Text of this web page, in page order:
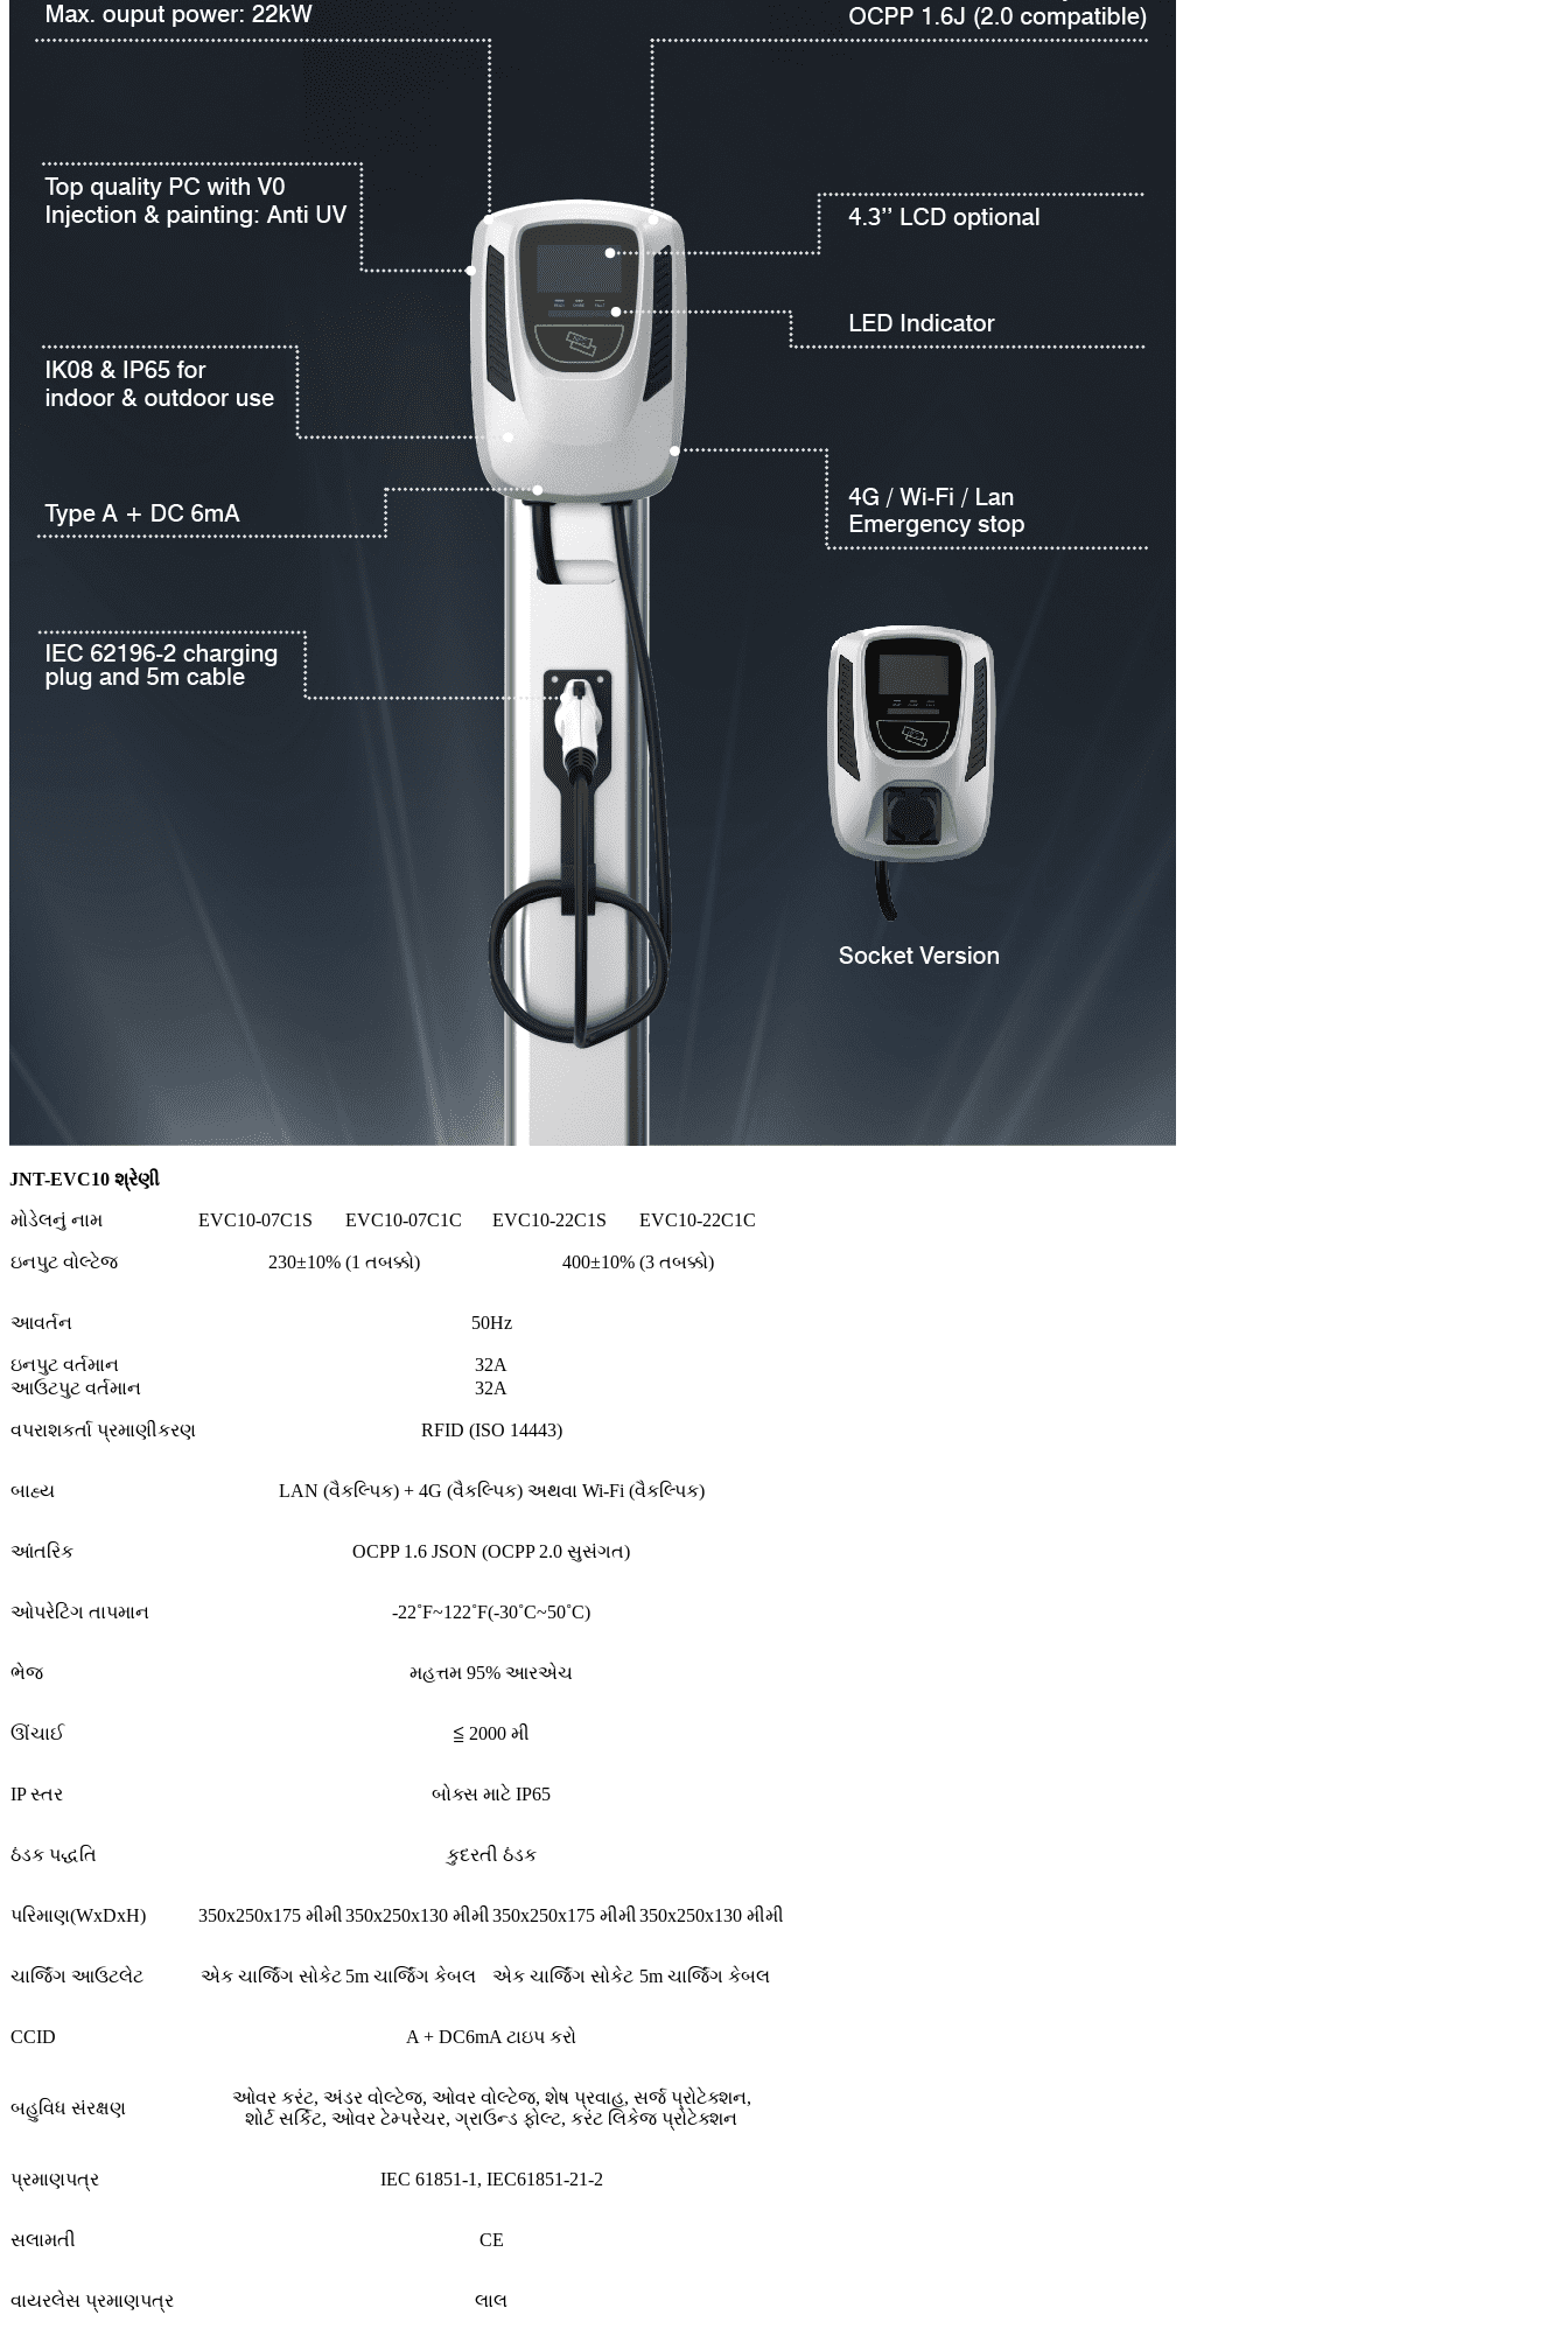
JNT-EVC10 શ્રેણી
મોડેલનું નામ EVC10-07C1S EVC10-07C1C EVC10-22C1S EVC10-22C1C
ઇનપુટ વોલ્ટેજ 230±10% (1 તબક્કો) 400±10% (3 તબક્કો)
આવર્તન 50Hz
ઇનપુટ વર્તમાન
32A
આઉટપુટ વર્તમાન
32A
વપરાશકર્તા પ્રમાણીકરણ RFID (ISO 14443)
બાહ્ય LAN (વૈકલ્પિક) + 4G (વૈકલ્પિક) અથવા Wi-Fi (વૈકલ્પિક)
આંતરિક OCPP 1.6 JSON (OCPP 2.0 સુસંગત)
ઓપરેટિંગ તાપમાન -22˚F~122˚F(-30˚C~50˚C)
ભેજ મહત્તમ 95% આરએચ
ઊંચાઈ ≦ 2000 મી
IP સ્તર બોક્સ માટે IP65
ઠંડક પદ્ધતિ કુદરતી ઠંડક
પરિમાણ(WxDxH) 350x250x175 મીમી350x250x130 મીમી350x250x175 મીમી350x250x130 મીમી
ચાર્જિંગ આઉટલેટ એક ચાર્જિંગ સોકેટ 5m ચાર્જિંગ કેબલ એક ચાર્જિંગ સોકેટ 5m ચાર્જિંગ કેબલ
CCID A + DC6mA ટાઇપ કરો
બહુવિધ સંરક્ષણ
ઓવર કરંટ, અંડર વોલ્ટેજ, ઓવર વોલ્ટેજ, શેષ પ્રવાહ, સર્જ પ્રોટેક્શન,
શોર્ટ સર્કિટ, ઓવર ટેમ્પરેચર, ગ્રાઉન્ડ ફોલ્ટ, કરંટ લિકેજ પ્રોટેક્શન
પ્રમાણપત્ર IEC 61851-1, IEC61851-21-2
સલામતી CE
વાયરલેસ પ્રમાણપત્ર લાલ